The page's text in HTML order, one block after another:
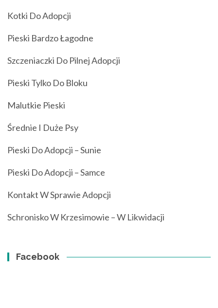
Kotki Do Adopcji
Pieski Bardzo Łagodne
Szczeniaczki Do Pilnej Adopcji
Pieski Tylko Do Bloku
Malutkie Pieski
Średnie I Duże Psy
Pieski Do Adopcji – Sunie
Pieski Do Adopcji – Samce
Kontakt W Sprawie Adopcji
Schronisko W Krzesimowie – W Likwidacji
Facebook